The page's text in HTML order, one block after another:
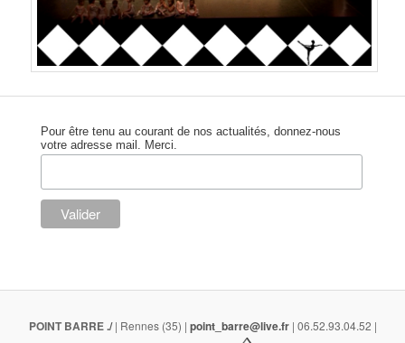
Pour être tenu au courant de nos actualités, donnez-nous
votre adresse mail. Merci.
POINT BARRE./| Rennes (35) | point_barre@live.fr| 06.52.93.04.52 |